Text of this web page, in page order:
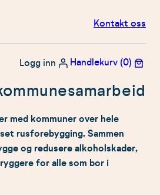
Kontakt oss
Logg inn Handlekurv (0)
med kommuner over hele
rusforebygging. Sammen
og redusere alkoholskader,
for alle som bor i